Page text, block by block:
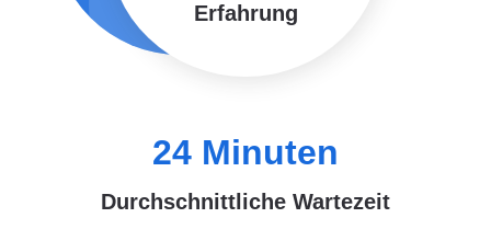
Erfahrung
24 Minuten
Durchschnittliche Wartezeit